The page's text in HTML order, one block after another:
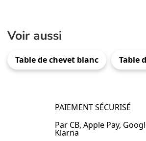
Voir aussi
Table de chevet blanc Table
PAIEMENT SÉCURISÉ
Par CB, Apple Pay,
Klarna